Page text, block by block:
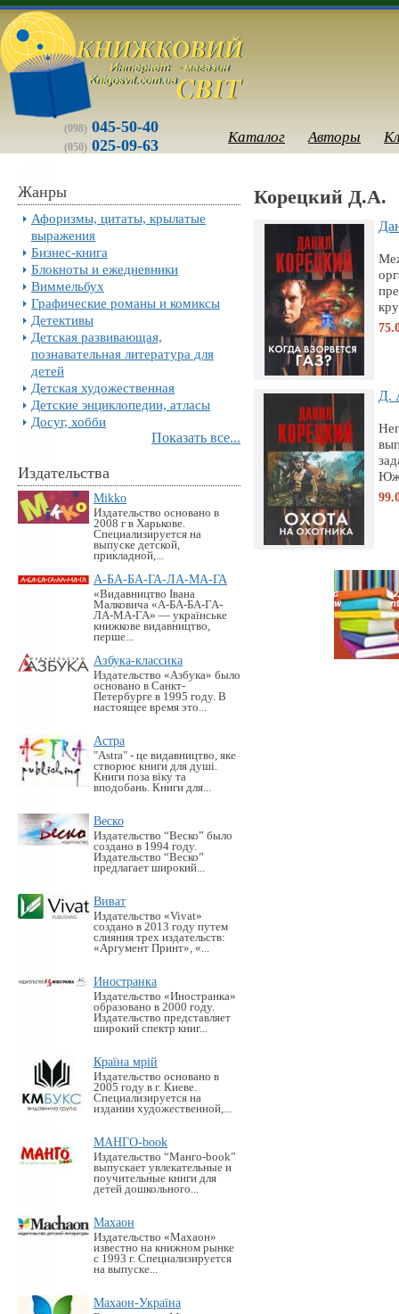
(098) 045-50-40
(050) 025-09-63 Каталог Авторы
Жанры
Афоризмы, цитаты, крылатые
выражения
Бизнес-книга
Блокноты и ежедневники
Виммельбух
Графические романы и комиксы
Детективы
Детская развивающая,
познавательная литература для
детей
Детская художественная
Детские энциклопедии, атласы
Досуг, хобби
Показать все...
Издательства
Mikko
Издательство основано в
2008 г в Харькове.
Специализируется на
выпуске детской,
прикладной,...
А-БА-БА-ГА-ЛА-МА-ГА
«Видавництво Івана
Малковича «А-БА-БА-ГА-
ЛА-МА-ГА» — українське
книжкове видавництво,
перше...
Азбука-классика
Издательство «Азбука» было
основано в Санкт-
Петербурге в 1995 году. В
настоящее время это...
Астра
"Astra" - це видавництво, яке
створює книги для душі.
Книги поза віку та
вподобань. Книги для...
Веско
Издательство “Веско” было
создано в 1994 году.
Издательство “Веско”
предлагает широкий...
Виват
Издательство «Vivat»
создано в 2013 году путем
слияния трех издательств:
«Аргумент Принт», «...
Иностранка
Издательство «Иностранка»
образовано в 2000 году.
Издательство представляет
широкий спектр книг...
Країна мрій
Издательство основано в
2005 году в г. Киеве.
Специализируется на
издании художественной,...
МАНГО-book
Издательство “Манго-book”
выпускает увлекательные и
поучительные книги для
детей дошкольного...
Махаон
Издательство «Махаон»
известно на книжном рынке
с 1993 г. Специализируется
на выпуске...
Махаон-Україна
Корецкий Д.А.
Д.